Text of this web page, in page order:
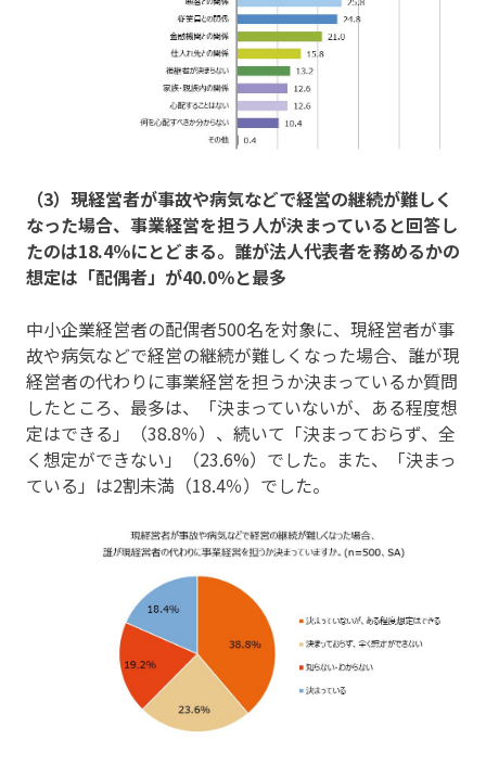
（3）現経営者が事故や病気などで経営の継続が難しく
なった場合、事業経営を担う人が決まっていると回答し
たのは18.4％にとどまる。誰が法人代表者を務めるかの
想定は「配偶者」が40.0％と最多
中小企業経営者の配偶者500名を対象に、現経営者が事
故や病気などで経営の継続が難しくなった場合、誰が現
経営者の代わりに事業経営を担うか決まっているか質問
したところ、最多は、「決まっていないが、ある程度想
定はできる」（38.8％）、続いて「決まっておらず、全
く想定ができない」（23.6%）でした。また、「決まっ
ている」は2割未満（18.4％）でした。